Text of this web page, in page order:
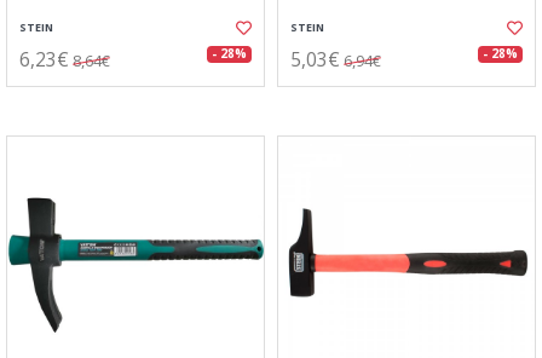
STEIN
6,23€ 8,64€ - 28%
STEIN
5,03€ 6,94€ - 28%